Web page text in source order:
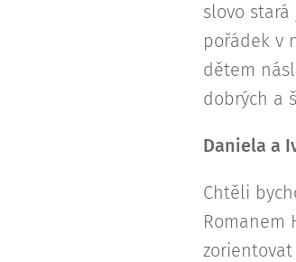
slovo
pořádek v
dětem
dobrých a
Daniela a
Chtěli
Romanem